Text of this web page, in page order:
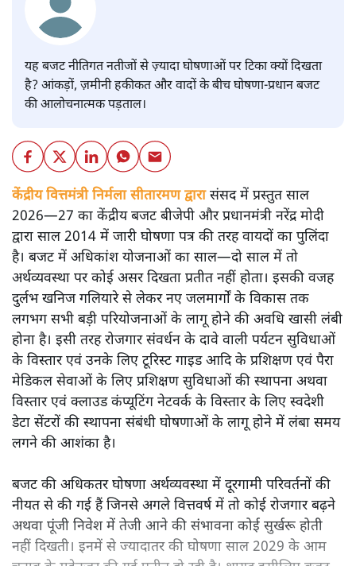
यह बजट नीतिगत नतीजों से ज़्यादा घोषणाओं पर टिका क्यों दिखता
है? आंकड़ों, ज़मीनी हकीकत और वादों के बीच घोषणा-प्रधान बजट
की आलोचनात्मक पड़ताल।
केंद्रीय वित्तमंत्री निर्मला सीतारमण द्वारासंसद में प्रस्तुत साल
2026—27 का केंद्रीय बजट बीजेपी और प्रधानमंत्री नरेंद्र मोदी
द्वारा साल 2014 में जारी घोषणा पत्र की तरह वायदों का पुलिंदा
है। बजट में अधिकांश योजनाओं का साल—दो साल में तो
अर्थव्यवस्था पर कोई असर दिखता प्रतीत नहीं होता। इसकी वजह
दुर्लभ खनिज गलियारे से लेकर नए जलमार्गों के विकास तक
लगभग सभी बड़ी परियोजनाओं के लागू होने की अवधि खासी लंबी
होना है। इसी तरह रोजगार संवर्धन के दावे वाली पर्यटन सुविधाओं
के विस्तार एवं उनके लिए टूरिस्ट गाइड आदि के प्रशिक्षण एवं पैरा
मेडिकल सेवाओं के लिए प्रशिक्षण सुविधाओं की स्थापना अथवा
विस्तार एवं क्लाउड कंप्यूटिंग नेटवर्क के विस्तार के लिए स्वदेशी
डेटा सेंटरों की स्थापना संबंधी घोषणाओं के लागू होने में लंबा समय
लगने की आशंका है।
बजट की अधिकतर घोषणा अर्थव्यवस्था में दूरगामी परिवर्तनों की
नीयत से की गई हैं जिनसे अगले वित्तवर्ष में तो कोई रोजगार बढ़ने
अथवा पूंजी निवेश में तेजी आने की संभावना कोई सुर्खरू होती
नहीं दिखती। इनमें से ज्यादातर की घोषणा साल 2029 के आम